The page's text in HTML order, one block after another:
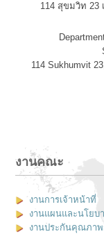
114 สุขมวิท 23
114 Sukhumvit
งานคณะ
งานการเจ้าหน้าที่
งานแผนและนโยบ
งานประกันคุณภา